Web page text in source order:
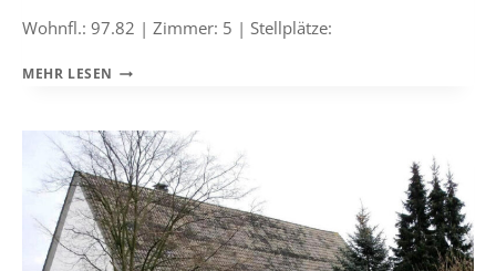
Wohnfl.: 97.82 | Zimmer: 5 | Stellplätze:
MEHR LESEN DORTMUND-
MAISONETTEWOHNUNG
–
GLÜCKSGEFÜHLE
GARANTIERT!